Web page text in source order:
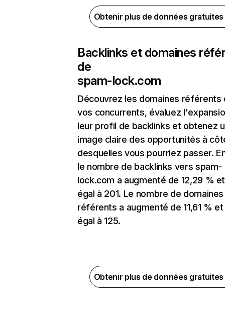
Obtenir plus de données
Backlinks et domaines
de
spam-lock.com
Découvrez les domaines référents
vos concurrents, évaluez
leur profil de backlinks et obtenez
image claire des opportunités à
desquelles vous pourriez passer.
le nombre de backlinks vers spam-
lock.com a augmenté de 12,29 %
égal à 201. Le nombre de domaines
référents a augmenté de 11,61 %
égal à 125.
Obtenir plus de données